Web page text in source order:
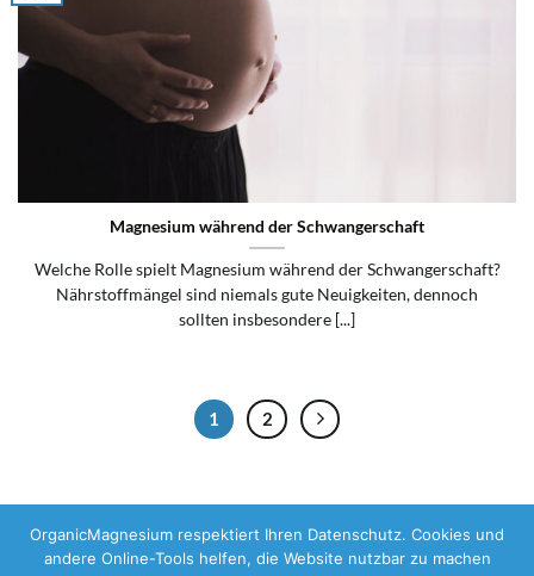
Magnesium während der Schwangerschaft
Welche Rolle spielt Magnesium während der Schwangerschaft?
Nährstoffmängel sind niemals gute Neuigkeiten, dennoch
sollten insbesondere [...]
1 2
OrganicMagnesium respektiert Ihren Datenschutz. Cookies und
andere Online-Tools helfen, die Website nutzbar zu machen